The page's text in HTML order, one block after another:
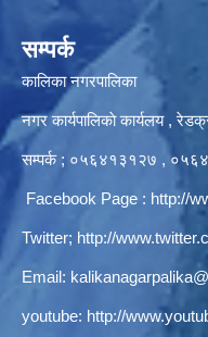
सम्पर्क
कालिका नगरपालिका
नगर कार्यपालिकाे कार्यलय‍ ,
सम्पर्क ; ०५६४१३१२७ ,
Facebook Page : http://
Twitter; http://
Email:
youtube: http://